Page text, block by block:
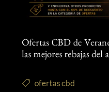
Ofertas CBD de
las mejores rebajas del
ofertas cbd